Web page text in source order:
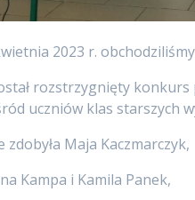
2023 r.
rozstrzygnięty
uczniów klas starszych
zdobyła Maja Kaczmarczyk,
Kampa i Kamila Panek,